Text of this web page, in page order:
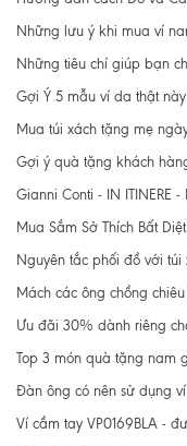
Những lưu ý khi mua ví
Những tiêu chí giúp bạn
Gợi Ý 5 mẫu ví da thật
Mua túi xách tặng mẹ
Gợi ý quà tặng khách
Gianni Conti - IN ITINERE -
Mua Sắm Sở Thích Bất
Nguyên tắc phối đồ với túi
Mách các ông chồng
Ưu đãi 30% dành riêng
Top 3 món quà tặng nam
Đàn ông có nên sử dụng
Ví cầm tay VP0169BLA -